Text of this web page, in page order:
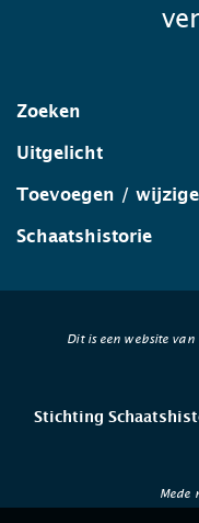
Zoeken
Uitgelicht
Toevoegen /
Schaatshistorie
Dit is een website van
Stichting
Mede